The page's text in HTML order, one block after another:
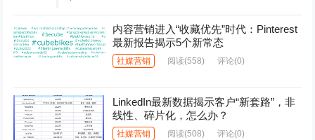
内容营销进入“收藏优先”时代：Pinterest
最新报告揭示5个新常态
社媒营销 阅读(558) 评论(0)
LinkedIn最新数据揭示客户“新套路”，非
线性、碎片化，怎么办？
社媒营销 阅读(508) 评论(0)